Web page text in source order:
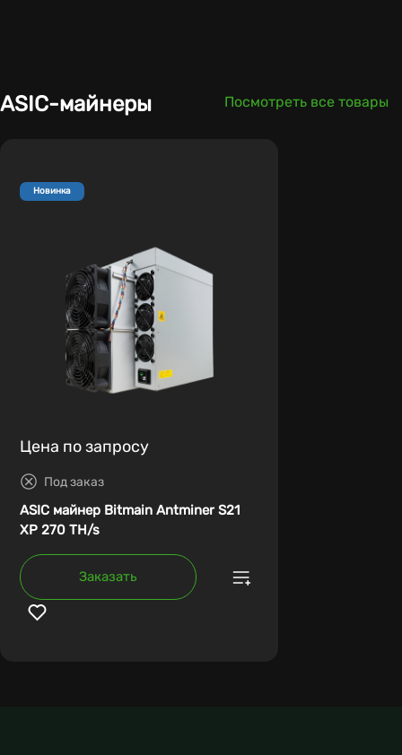
ASIC-майнеры Посмотреть все товары
Новинка
Цена по запросу
Под заказ
ASIC майнер Bitmain Antminer S21
XP 270 TH/s
Заказать